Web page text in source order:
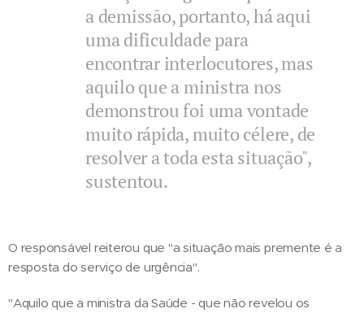
a demissão, portanto, há aqui
uma dificuldade para
encontrar interlocutores, mas
aquilo que a ministra nos
demonstrou foi uma vontade
muito rápida, muito célere, de
resolver a toda esta situação",
sustentou.
O responsável reiterou que "a situação mais premente é a
resposta do serviço de urgência".
"Aquilo que a ministra da Saúde - que não revelou os